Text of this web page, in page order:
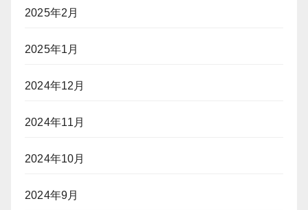
2025年2月
2025年1月
2024年12月
2024年11月
2024年10月
2024年9月